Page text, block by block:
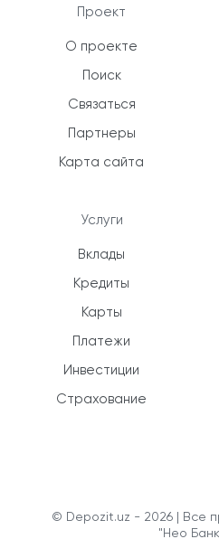
Проект
О проекте
Поиск
Связаться
Партнеры
Карта сайта
Услуги
Вклады
Кредиты
Карты
Платежи
Инвестиции
Страхование
© Depozit.uz - 2026 | Все
"Нео